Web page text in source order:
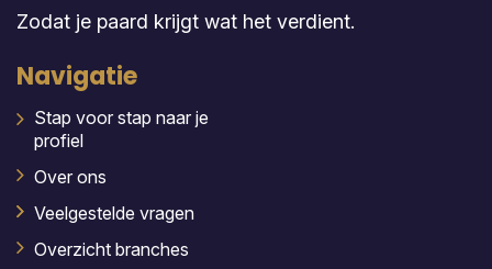
Zodat je paard krijgt wat het verdient.
Navigatie
Stap voor stap naar je
profiel
Over ons
Veelgestelde vragen
Overzicht branches